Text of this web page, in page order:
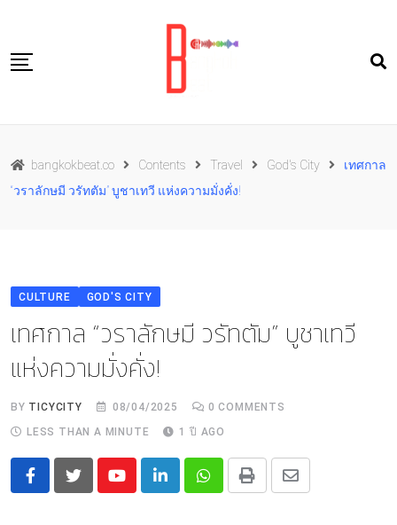
content
Food
TH
bangkokbeat.co Contents Travel God's City
เทศกาล
“วราลักษมี วรัทตัม” บูชาเทวี แห่งความมั่งคั่ง!
CULTURE GOD'S CITY
เทศกาล “วราลักษมี วรัทตัม” บูชาเทวี
แห่งความมั่งคั่ง!
BY TICYCITY 08/04/2025 0 COMMENTS
LESS THAN A MINUTE
1 ปี AGO
YoutubeLinkedInWhatsapp
Print
Share